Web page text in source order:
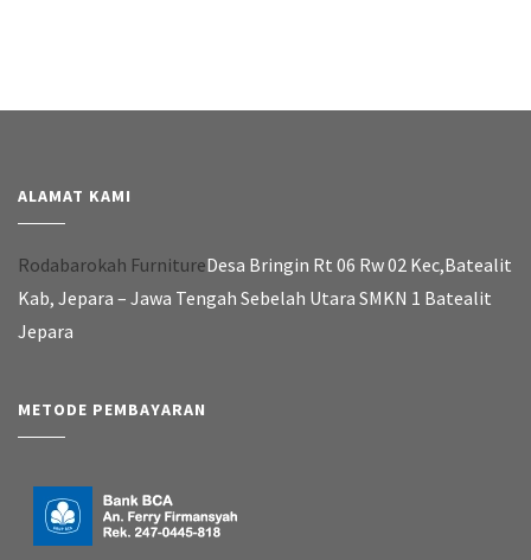
ALAMAT KAMI
Rodabarokah FurnitureDesa Bringin Rt 06 Rw 02 Kec,Batealit
Kab, Jepara – Jawa Tengah Sebelah Utara SMKN 1 Batealit
Jepara
METODE PEMBAYARAN